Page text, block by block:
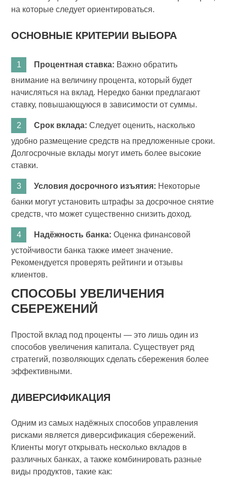
на которые следует ориентироваться.
ОСНОВНЫЕ КРИТЕРИИ ВЫБОРА
Процентная ставка: Важно обратить
внимание на величину процента, который будет
начисляться на вклад. Нередко банки предлагают
ставку, повышающуюся в зависимости от суммы.
Срок вклада: Следует оценить, насколько
удобно размещение средств на предложенные сроки.
Долгосрочные вклады могут иметь более высокие
ставки.
Условия досрочного изъятия: Некоторые
банки могут установить штрафы за досрочное снятие
средств, что может существенно снизить доход.
Надёжность банка: Оценка финансовой
устойчивости банка также имеет значение.
Рекомендуется проверять рейтинги и отзывы
клиентов.
СПОСОБЫ УВЕЛИЧЕНИЯ
СБЕРЕЖЕНИЙ
Простой вклад под проценты — это лишь один из
способов увеличения капитала. Существует ряд
стратегий, позволяющих сделать сбережения более
эффективными.
ДИВЕРСИФИКАЦИЯ
Одним из самых надёжных способов управления
рисками является диверсификация сбережений.
Клиенты могут открывать несколько вкладов в
различных банках, а также комбинировать разные
виды продуктов, такие как: